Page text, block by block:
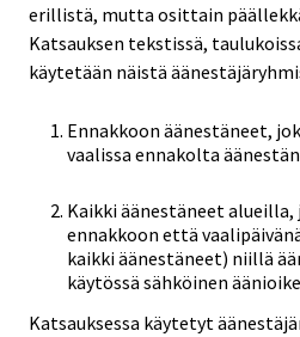
erillistä, mutta osittain
Katsauksen tekstissä,
käytetään näistä
Ennakkoon äänestäneet,
vaalissa ennakolta
Kaikki äänestäneet alueilla,
ennakkoon että
kaikki äänestäneet) niillä
käytössä sähköinen
Katsauksessa käytetyt